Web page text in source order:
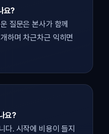
요?
질문은 본사가 함께
하며 차근차근 익히면
요?
다. 시작에 비용이 들지